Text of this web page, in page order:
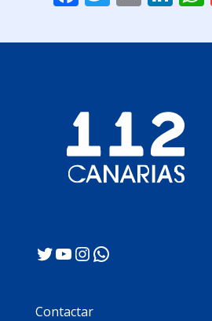
Twitter
YouTube
Instagram
WhatsApp
Contactar